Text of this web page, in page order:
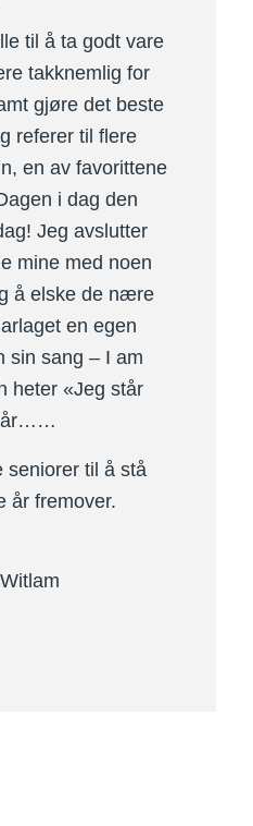
til å ta godt vare
takknemlig for
gjøre det beste
referer til flere
en av favorittene
i dag den
Jeg avslutter
mine med noen
å elske de nære
en egen
sin sang – I am
heter «Jeg står
år……
seniorer til å stå
år fremover.